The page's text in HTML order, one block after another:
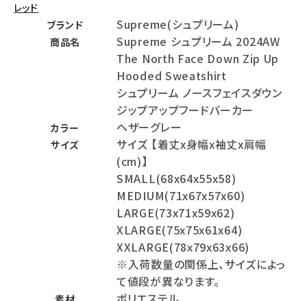
レッド
ブランド
Supreme(シュプリーム)
商品名
Supreme シュプリーム 2024AW
The North Face Down Zip Up
Hooded Sweatshirt
シュプリーム ノースフェイスダウン
ジップアップフードパーカー
カラー ヘザーグレー
サイズ
サイズ 【着丈x身幅x袖丈x肩幅
(cm)】
SMALL(68x64x55x58)
MEDIUM(71x67x57x60)
LARGE(73x71x59x62)
XLARGE(75x75x61x64)
XXLARGE(78x79x63x66)
※入荷数量の関係上、サイズによっ
て値段が異なります。